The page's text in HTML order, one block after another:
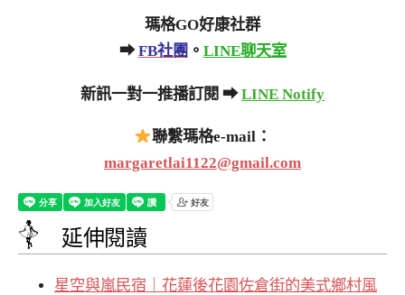
瑪格GO好康社群
➡FB社團 。 LINE聊天室
新訊一對一推播訂閱 ➡LINE Notify
聯繫瑪格e-mail：
margaretlai1122@gmail.com
延伸閱讀
星空與嵐民宿｜花蓮後花園佐倉街的美式鄉村風